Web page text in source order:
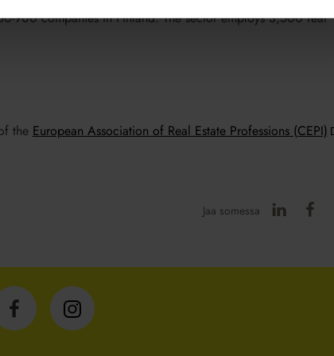
900 companies in Finland. The sector employs 3,500 real
the European Association of Real Estate Professions (CEPI)
Jaa somessa
IsännöintiliittoIsännöintiliitto